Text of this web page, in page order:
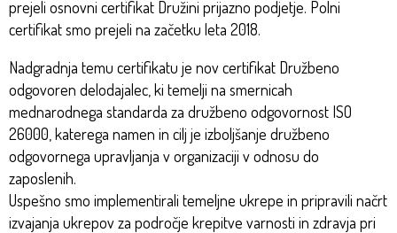
prejeli osnovni certifikat Družini prijazno podjetje. Polni
certifikat smo prejeli na začetku leta 2018.
Nadgradnja temu certifikatu je nov certifikat Družbeno
odgovoren delodajalec, ki temelji na smernicah
mednarodnega standarda za družbeno odgovornost ISO
26000, katerega namen in cilj je izboljšanje družbeno
odgovornega upravljanja v organizaciji v odnosu do
zaposlenih.
Uspešno smo implementirali temeljne ukrepe in pripravili načrt
izvajanja ukrepov za področje krepitve varnosti in zdravja pri